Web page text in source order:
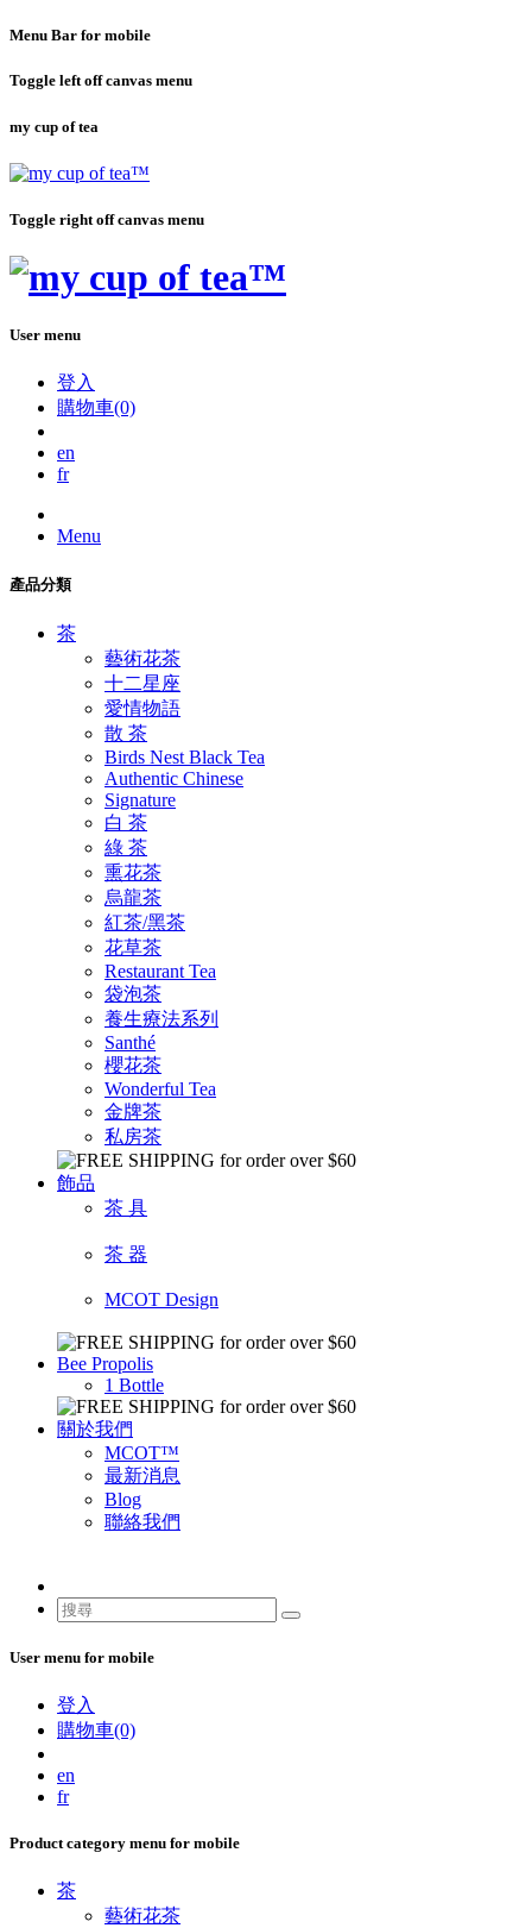
Menu Bar for mobile
Toggle left off canvas menu
my cup of tea
Toggle right off canvas menu
User menu
登入
購物車(0)
en
fr
Menu
產品分類
茶
藝術花茶
十二星座
愛情物語
散 茶
Birds Nest Black Tea
Authentic Chinese
Signature
白 茶
綠 茶
熏花茶
烏龍茶
紅茶/黑茶
花草茶
Restaurant Tea
袋泡茶
養生療法系列
Santhé
櫻花茶
Wonderful Tea
金牌茶
私房茶
飾品
茶 具
茶 器
MCOT Design
Bee Propolis
1 Bottle
關於我們
MCOT™
最新消息
Blog
聯絡我們
User menu for mobile
登入
購物車(0)
en
fr
Product category menu for mobile
茶
藝術花茶